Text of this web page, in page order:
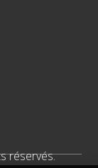
réservés.